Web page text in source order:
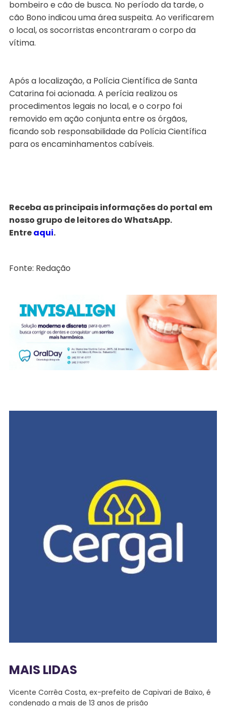
bombeiro e cão de busca. No período da tarde, o
cão Bono indicou uma área suspeita. Ao verificarem
o local, os socorristas encontraram o corpo da
vítima.
Após a localização, a Polícia Científica de Santa
Catarina foi acionada. A perícia realizou os
procedimentos legais no local, e o corpo foi
removido em ação conjunta entre os órgãos,
ficando sob responsabilidade da Polícia Científica
para os encaminhamentos cabíveis.
Receba as principais informações do portal em
nosso grupo de leitores do WhatsApp.
Entreaqui.
Fonte: Redação
MAIS LIDAS
Vicente Corrêa Costa, ex-prefeito de Capivari de Baixo, é
condenado a mais de 13 anos de prisão